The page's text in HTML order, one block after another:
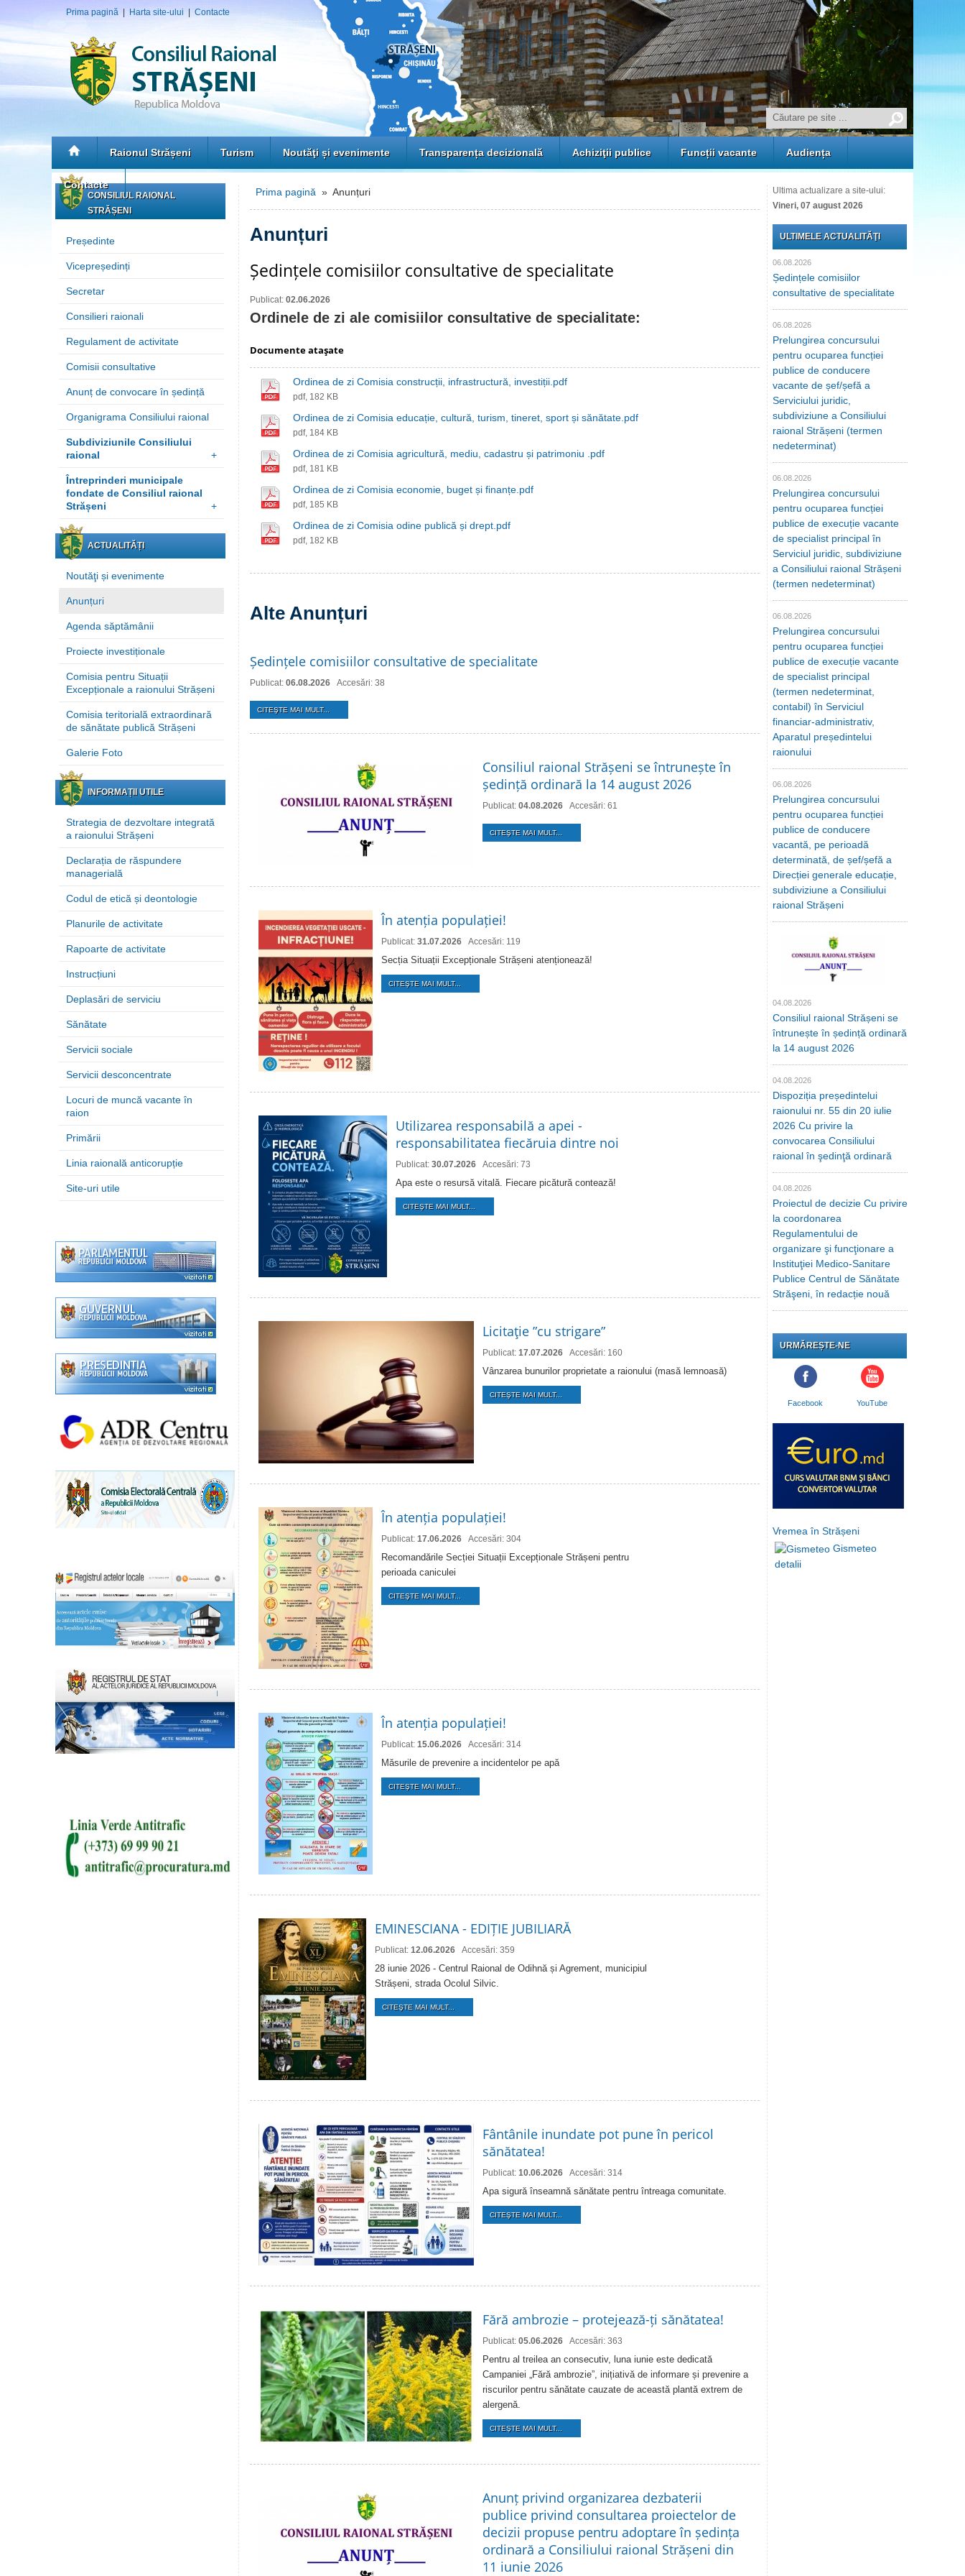
Prima pagină Harta site-ului Contacte
Raionul Strășeni Turism Noutăţi și evenimente Transparența decizională Achiziţii publice Funcții vacante Audiența
Contacte
CONSILIUL RAIONAL
STRĂȘENI
Președinte
Vicepreședinți
Secretar
Consilieri raionali
Regulament de activitate
Comisii consultative
Anunț de convocare în ședință
Organigrama Consiliului raional
Subdiviziunile Consiliului
raional
+
Întreprinderi municipale
fondate de Consiliul raional
Strășeni
+
ACTUALITĂȚI
Noutăţi și evenimente
Anunțuri
Agenda săptămânii
Proiecte investiționale
Comisia pentru Situații
Excepționale a raionului Strășeni
Comisia teritorială extraordinară
de sănătate publică Strășeni
Galerie Foto
INFORMAȚII UTILE
Strategia de dezvoltare integrată
a raionului Strășeni
Declarația de răspundere
managerială
Codul de etică și deontologie
Planurile de activitate
Rapoarte de activitate
Instrucțiuni
Deplasări de serviciu
Sănătate
Servicii sociale
Servicii desconcentrate
Locuri de muncă vacante în
raion
Primării
Linia raională anticorupție
Site-uri utile
Prima pagină » Anunțuri
Anunțuri
Ședințele comisiilor consultative de specialitate
Publicat: 02.06.2026
Ordinele de zi ale comisiilor consultative de specialitate:
Documente ataşate
Ordinea de zi Comisia construcții, infrastructură, investiții.pdf
pdf, 182 KB
Ordinea de zi Comisia educație, cultură, turism, tineret, sport și sănătate.pdf
pdf, 184 KB
Ordinea de zi Comisia agricultură, mediu, cadastru și patrimoniu .pdf
pdf, 181 KB
Ordinea de zi Comisia economie, buget și finanțe.pdf
pdf, 185 KB
Ordinea de zi Comisia odine publică și drept.pdf
pdf, 182 KB
Alte Anunțuri
Ședințele comisiilor consultative de specialitate
Publicat: 06.08.2026 Accesări: 38
CITEŞTE MAI MULT...
Consiliul raional Strășeni se întrunește în
ședință ordinară la 14 august 2026
Publicat: 04.08.2026 Accesări: 61
CITEŞTE MAI MULT...
În atenția populației!
Publicat: 31.07.2026 Accesări: 119
Secția Situații Excepționale Strășeni atenționează!
CITEŞTE MAI MULT...
Utilizarea responsabilă a apei -
responsabilitatea fiecăruia dintre noi
Publicat: 30.07.2026 Accesări: 73
Apa este o resursă vitală. Fiecare picătură contează!
CITEŞTE MAI MULT...
Licitaţie ”cu strigare”
Publicat: 17.07.2026 Accesări: 160
Vânzarea bunurilor proprietate a raionului (masă lemnoasă)
CITEŞTE MAI MULT...
În atenția populației!
Publicat: 17.06.2026 Accesări: 304
Recomandările Secției Situații Excepționale Strășeni pentru
perioada caniculei
CITEŞTE MAI MULT...
În atenția populației!
Publicat: 15.06.2026 Accesări: 314
Măsurile de prevenire a incidentelor pe apă
CITEŞTE MAI MULT...
EMINESCIANA - EDIȚIE JUBILIARĂ
Publicat: 12.06.2026 Accesări: 359
28 iunie 2026 - Centrul Raional de Odihnă și Agrement, municipiul
Strășeni, strada Ocolul Silvic.
CITEŞTE MAI MULT...
Fântânile inundate pot pune în pericol
sănătatea!
Publicat: 10.06.2026 Accesări: 314
Apa sigură înseamnă sănătate pentru întreaga comunitate.
CITEŞTE MAI MULT...
Fără ambrozie – protejează-ți sănătatea!
Publicat: 05.06.2026 Accesări: 363
Pentru al treilea an consecutiv, luna iunie este dedicată
Campaniei „Fără ambrozie”, inițiativă de informare și prevenire a
riscurilor pentru sănătate cauzate de această plantă extrem de
alergenă.
CITEŞTE MAI MULT...
Anunț privind organizarea dezbaterii
publice privind consultarea proiectelor de
decizii propuse pentru adoptare în ședința
ordinară a Consiliului raional Strășeni din
11 iunie 2026
Ultima actualizare a site-ului:
Vineri, 07 august 2026
ULTIMELE ACTUALITĂŢI
06.08.2026
Ședințele comisiilor
consultative de specialitate
06.08.2026
Prelungirea concursului
pentru ocuparea funcției
publice de conducere
vacante de șef/șefă a
Serviciului juridic,
subdiviziune a Consiliului
raional Strășeni (termen
nedeterminat)
06.08.2026
Prelungirea concursului
pentru ocuparea funcției
publice de execuție vacante
de specialist principal în
Serviciul juridic, subdiviziune
a Consiliului raional Strășeni
(termen nedeterminat)
06.08.2026
Prelungirea concursului
pentru ocuparea funcției
publice de execuție vacante
de specialist principal
(termen nedeterminat,
contabil) în Serviciul
financiar-administrativ,
Aparatul președintelui
raionului
06.08.2026
Prelungirea concursului
pentru ocuparea funcției
publice de conducere
vacantă, pe perioadă
determinată, de șef/șefă a
Direcției generale educație,
subdiviziune a Consiliului
raional Strășeni
04.08.2026
Consiliul raional Strășeni se
întrunește în ședință ordinară
la 14 august 2026
04.08.2026
Dispoziția președintelui
raionului nr. 55 din 20 iulie
2026 Cu privire la
convocarea Consiliului
raional în şedinţă ordinară
04.08.2026
Proiectul de decizie Cu privire
la coordonarea
Regulamentului de
organizare şi funcţionare a
Instituţiei Medico-Sanitare
Publice Centrul de Sănătate
Străşeni, în redacție nouă
URMĂREȘTE-NE
Facebook YouTube
Vremea în Strășeni
Gismeteo
detalii